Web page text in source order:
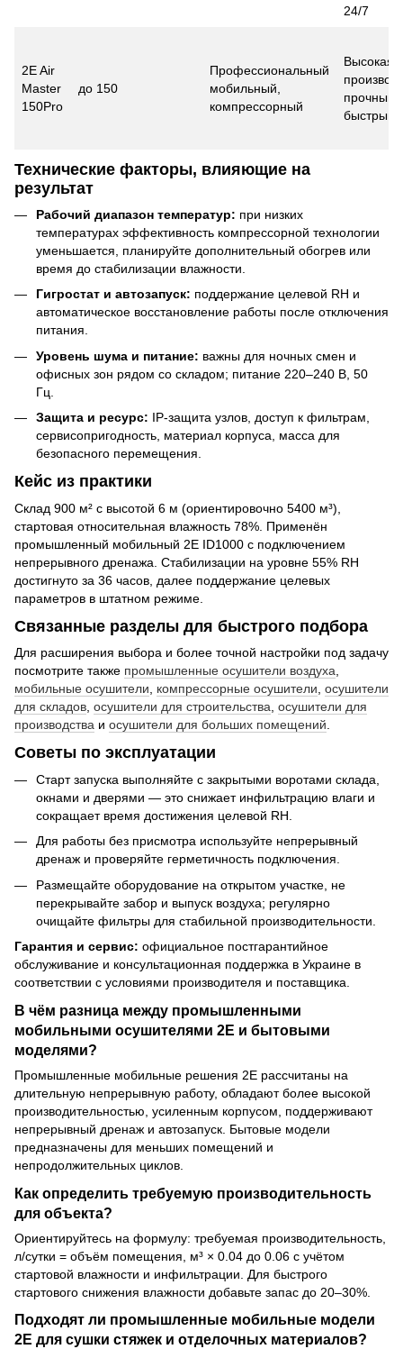
24/7
2E Air
Master
150Pro
до 150
Профессиональный
мобильный,
компрессорный
Высокая
прочный
быстрый
Технические факторы, влияющие на
результат
Рабочий диапазон температур: при низких
температурах эффективность компрессорной технологии
уменьшается, планируйте дополнительный обогрев или
время до стабилизации влажности.
Гигростат и автозапуск: поддержание целевой RH и
автоматическое восстановление работы после отключения
питания.
Уровень шума и питание: важны для ночных смен и
офисных зон рядом со складом; питание 220–240 В, 50
Гц.
Защита и ресурс: IP-защита узлов, доступ к фильтрам,
сервисопригодность, материал корпуса, масса для
безопасного перемещения.
Кейс из практики
Склад 900 м² с высотой 6 м (ориентировочно 5400 м³),
стартовая относительная влажность 78%. Применён
промышленный мобильный 2E ID1000 с подключением
непрерывного дренажа. Стабилизации на уровне 55% RH
достигнуто за 36 часов, далее поддержание целевых
параметров в штатном режиме.
Связанные разделы для быстрого подбора
Для расширения выбора и более точной настройки под задачу
посмотрите также промышленные осушители воздуха,
мобильные осушители, компрессорные осушители, осушители
для складов, осушители для строительства, осушители для
производства и осушители для больших помещений.
Советы по эксплуатации
Старт запуска выполняйте с закрытыми воротами склада,
окнами и дверями — это снижает инфильтрацию влаги и
сокращает время достижения целевой RH.
Для работы без присмотра используйте непрерывный
дренаж и проверяйте герметичность подключения.
Размещайте оборудование на открытом участке, не
перекрывайте забор и выпуск воздуха; регулярно
очищайте фильтры для стабильной производительности.
Гарантия и сервис: официальное постгарантийное
обслуживание и консультационная поддержка в Украине в
соответствии с условиями производителя и поставщика.
В чём разница между промышленными
мобильными осушителями 2E и бытовыми
моделями?
Промышленные мобильные решения 2E рассчитаны на
длительную непрерывную работу, обладают более высокой
производительностью, усиленным корпусом, поддерживают
непрерывный дренаж и автозапуск. Бытовые модели
предназначены для меньших помещений и
непродолжительных циклов.
Как определить требуемую производительность
для объекта?
Ориентируйтесь на формулу: требуемая производительность,
л/сутки = объём помещения, м³ × 0.04 до 0.06 с учётом
стартовой влажности и инфильтрации. Для быстрого
стартового снижения влажности добавьте запас до 20–30%.
Подходят ли промышленные мобильные модели
2E для сушки стяжек и отделочных материалов?